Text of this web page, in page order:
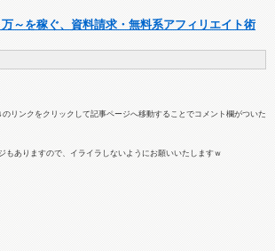
～を稼ぐ、資料請求・無料系アフィリエイト術
リンクをクリックして記事ページへ移動することでコメント欄がついた
もありますので、イライラしないようにお願いいたしますｗ